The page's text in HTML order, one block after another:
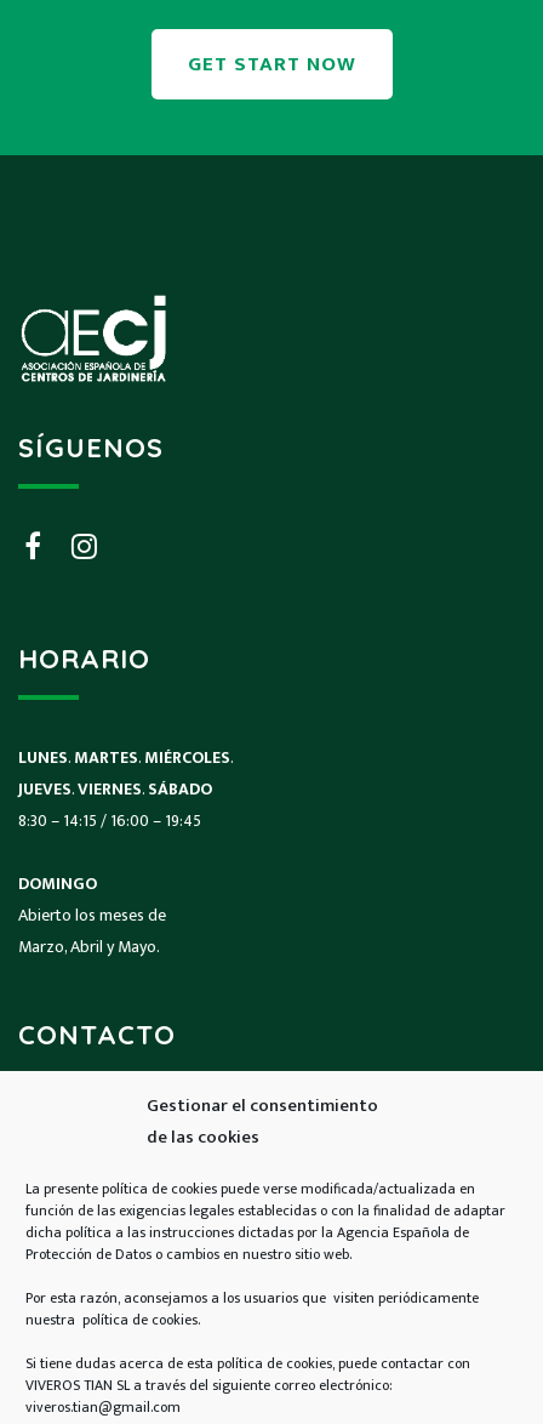
Gestionar el consentimiento
de las cookies
La presente política de cookies puede verse modificada/actualizada en
función de las exigencias legales establecidas o con la finalidad de adaptar
dicha política a las instrucciones dictadas por la Agencia Española de
Protección de Datos o cambios en nuestro sitio web.
Por esta razón, aconsejamos a los usuarios que visiten periódicamente
nuestra política de cookies.
Si tiene dudas acerca de esta política de cookies, puede contactar con
VIVEROS TIAN SL a través del siguiente correo electrónico:
viveros.tian@gmail.com
GET START NOW
SÍGUENOS
HORARIO
LUNES.MARTES.MIÉRCOLES.
JUEVES.VIERNES.SÁBADO
8:30 – 14:15 / 16:00 – 19:45
DOMINGO
Abierto los meses de
Marzo, Abril y Mayo.
CONTACTO
Email
contacto@viverostian.com
Encuéntranos
N-430, Km 315.500,
13150 Carrión de Calatrava,
Ciudad Real